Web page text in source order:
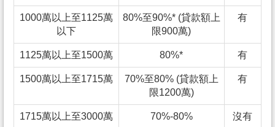
1000萬以上至1125萬
以下
80%至90%* (貸款額上
限900萬)
有
1125萬以上至1500萬 80%* 有
1500萬以上至1715萬
70%至80% (貸款額上
限1200萬)
有
1715萬以上至3000萬 70%-80% 沒有